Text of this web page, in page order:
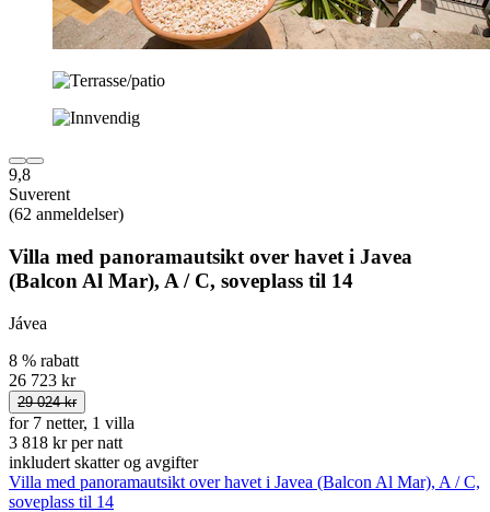
9,8
Suverent
(62 anmeldelser)
Villa med panoramautsikt over havet i Javea
(Balcon Al Mar), A / C, soveplass til 14
Jávea
8 % rabatt
26 723 kr
29 024 kr
for 7 netter, 1 villa
3 818 kr per natt
inkludert skatter og avgifter
Villa med panoramautsikt over havet i Javea (Balcon Al Mar), A / C,
soveplass til 14